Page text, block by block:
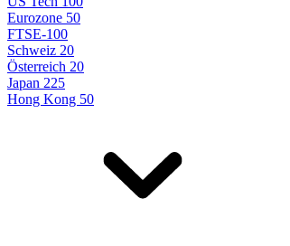
Eurozone 50
FTSE-100
Schweiz 20
Österreich 20
Japan 225
Hong Kong 50